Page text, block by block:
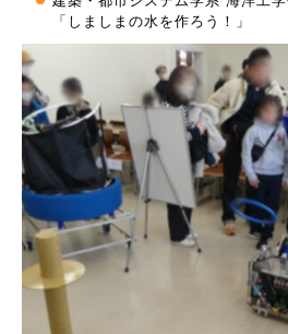
「しましまの水を作ろう！」